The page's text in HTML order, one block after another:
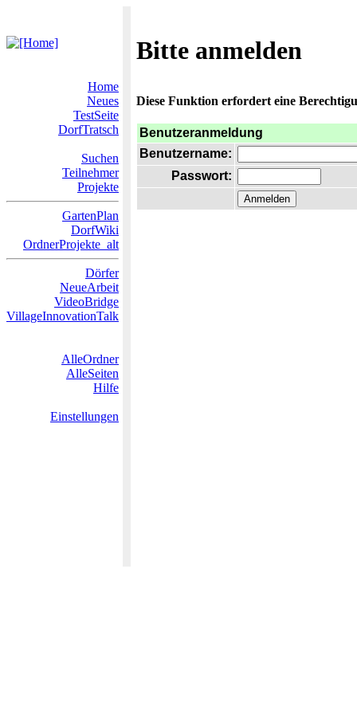
Bitte anmelden
Home
Neues
TestSeite
DorfTratsch
Suchen
Teilnehmer
Projekte
GartenPlan
DorfWiki
OrdnerProjekte_alt
Dörfer
NeueArbeit
VideoBridge
VillageInnovationTalk
AlleOrdner
AlleSeiten
Hilfe
Einstellungen
Diese Funktion erfordert eine
Benutzeranmeldung
Benutzername:
Passwort: